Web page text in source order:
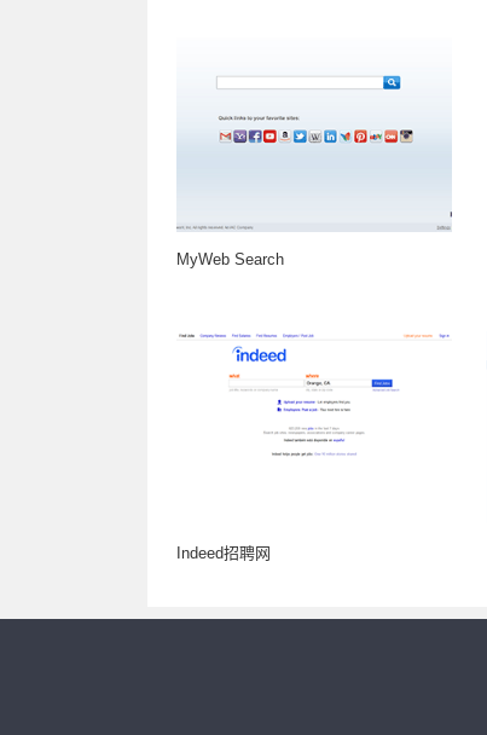
MyWeb Search
Indeed招聘网